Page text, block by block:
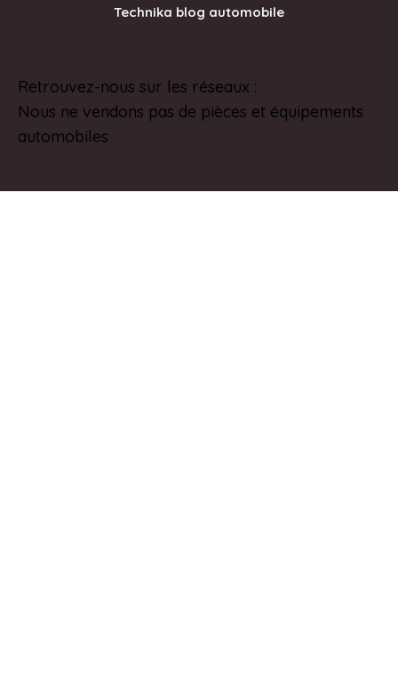
v
e
Technika blog automobile
Retrouvez-nous sur les réseaux :
Nous ne vendons pas de pièces et équipements
automobiles